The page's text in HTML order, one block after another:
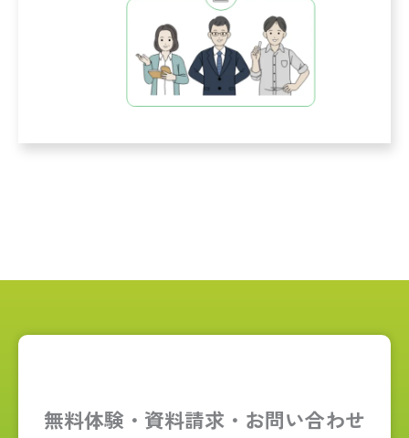
無料体験・資料請求・ お問い合わせ